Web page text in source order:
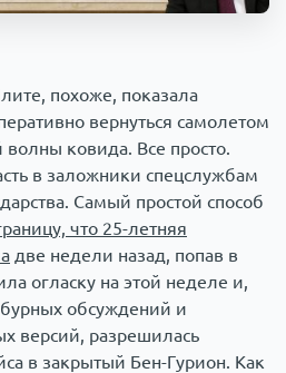
похоже, показала
вернуться самолетом
волны ковида. Все просто.
в заложники спецслужбам
Самый простой способ
что 25-летняя
две недели назад, попав в
огласку на этой неделе и,
бурных обсуждений и
версий, разрешилась
в закрытый Бен-Гурион. Как